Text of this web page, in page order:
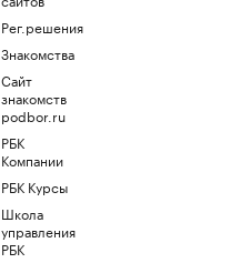
Рег.решения
Знакомства
Сайт
знакомств
podbor.ru
РБК
Компании
РБК Курсы
Школа
управления
РБК